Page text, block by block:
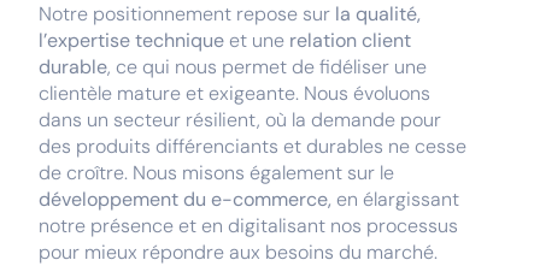
Notre positionnement repose sur la qualité,
l’expertise technique et une relation client
durable, ce qui nous permet de fidéliser une
clientèle mature et exigeante. Nous évoluons
dans un secteur résilient, où la demande pour
des produits différenciants et durables ne cesse
de croître. Nous misons également sur le
développement du e-commerce, en élargissant
notre présence et en digitalisant nos processus
pour mieux répondre aux besoins du marché.